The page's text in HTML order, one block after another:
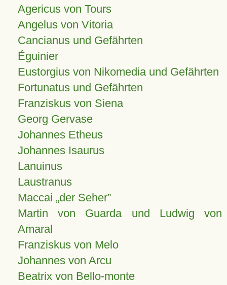
Agericus von Tours
Angelus von Vitoria
Cancianus und Gefährten
Éguinier
Eustorgius von Nikomedia und Gefährten
Fortunatus und Gefährten
Franziskus von Siena
Georg Gervase
Johannes Etheus
Johannes Isaurus
Lanuinus
Laustranus
Maccai „der Seher”
Martin von Guarda und Ludwig von
Amaral
Franziskus von Melo
Johannes von Arcu
Beatrix von Bello-monte